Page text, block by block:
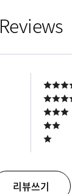
Reviews
리뷰쓰기